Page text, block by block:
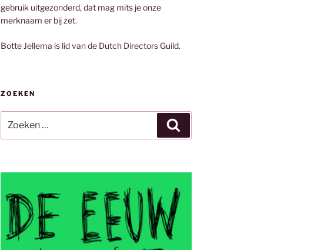
gebruik uitgezonderd, dat mag mits je onze
merknaam er bij zet.
Botte Jellema is lid van de Dutch Directors Guild.
ZOEKEN
naar: